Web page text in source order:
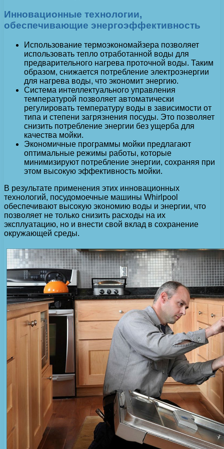
Инновационные технологии,
обеспечивающие энергоэффективность
Использование термоэкономайзера позволяет
использовать тепло отработанной воды для
предварительного нагрева проточной воды. Таким
образом, снижается потребление электроэнергии
для нагрева воды, что экономит энергию.
Система интеллектуального управления
температурой позволяет автоматически
регулировать температуру воды в зависимости от
типа и степени загрязнения посуды. Это позволяет
снизить потребление энергии без ущерба для
качества мойки.
Экономичные программы мойки предлагают
оптимальные режимы работы, которые
минимизируют потребление энергии, сохраняя при
этом высокую эффективность мойки.
В результате применения этих инновационных
технологий, посудомоечные машины Whirlpool
обеспечивают высокую экономию воды и энергии, что
позволяет не только снизить расходы на их
эксплуатацию, но и внести свой вклад в сохранение
окружающей среды.